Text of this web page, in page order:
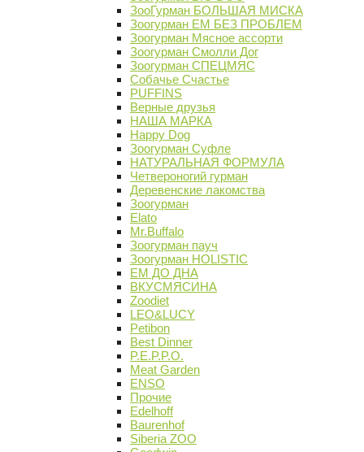
ЗооГурман БОЛЬШАЯ МИСКА
Зоогурман ЕМ БЕЗ ПРОБЛЕМ
Зоогурман Мясное ассорти
Зоогурман Смолли Дог
Зоогурман СПЕЦМЯС
Собачье Счастье
PUFFINS
Верные друзья
НАША МАРКА
Happy Dog
Зоогурман Суфле
НАТУРАЛЬНАЯ ФОРМУЛА
Четвероногий гурман
Деревенские лакомства
Зоогурман
Elato
Mr.Buffalo
Зоогурман пауч
Зоогурман HOLISTIC
ЕМ ДО ДНА
ВКУСМЯСИНА
Zoodiet
LEO&LUCY
Petibon
Best Dinner
P.E.P.P.O.
Meat Garden
ENSO
Прочие
Edelhoff
Baurenhof
Siberia ZOO